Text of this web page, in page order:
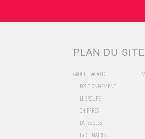
PLAN DU SITE
GROUPE SACATEC
POSITIONNEMENT
LE GROUPE
CHIFFRES
DATES CLÉS
PARTENAIRES